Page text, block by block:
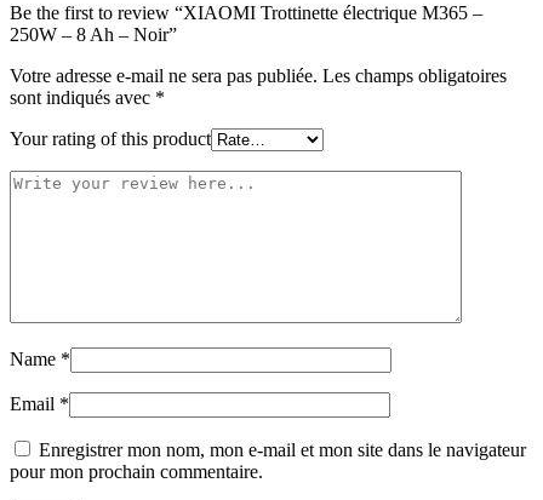
Be the first to review “XIAOMI Trottinette électrique M365 –
250W – 8 Ah – Noir”
Votre adresse e-mail ne sera pas publiée. Les champs obligatoires
sont indiqués avec *
Your rating of this product
Name *
Email *
Enregistrer mon nom, mon e-mail et mon site dans le navigateur
pour mon prochain commentaire.